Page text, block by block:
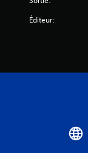
Éditeur: